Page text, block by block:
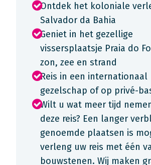
Ontdek het koloniale
Salvador da Bahia
Geniet in het gezellige
vissersplaatsje Praia do
zon, zee en strand
Reis in een internationaal
gezelschap of op privé-
Wilt u wat meer tijd
deze reis? Een langer
genoemde plaatsen is
verleng uw reis met één
bouwstenen. Wij maken